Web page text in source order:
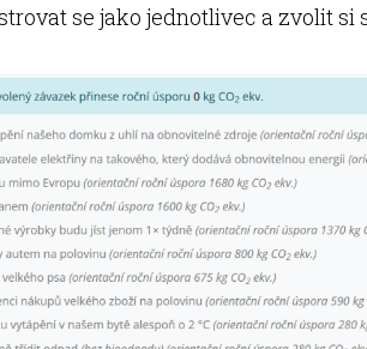
se jako jednotlivec a zvolit si